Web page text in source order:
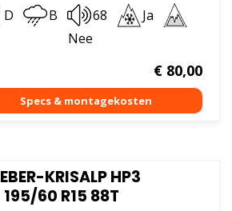
D B 68
Ja
Nee
€80,00
KRISALP HP3
195/60 R15 88T